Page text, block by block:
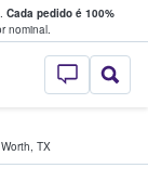
Cada pedido é 100%
nominal.
– onde
, TX